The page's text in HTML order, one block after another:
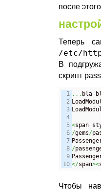
после
Теперь
/etc/
В
скрипт
1
2
3
4
5
6
7
8
9
... bla-
<span
/gems/
/
</span><
Чтобы